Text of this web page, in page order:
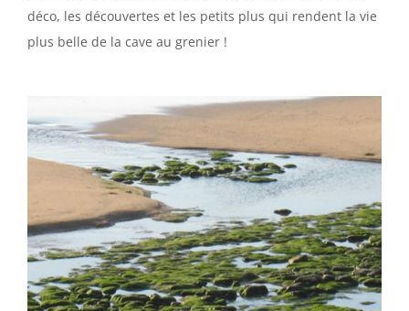
déco, les découvertes et les petits plus qui rendent la vie
plus belle de la cave au grenier !